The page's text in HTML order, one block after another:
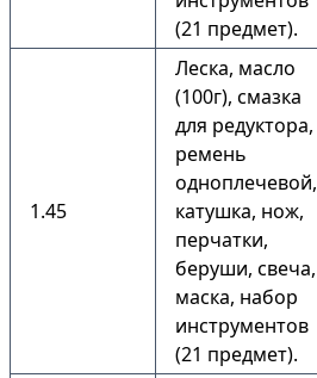
(21 предмет).
1.45
Леска, масло
(100г), смазка
для редуктора,
ремень
одноплечевой,
катушка, нож,
перчатки,
беруши, свеча,
маска, набор
инструментов
(21 предмет).